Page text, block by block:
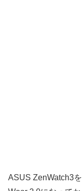
ASUS ZenWatch3